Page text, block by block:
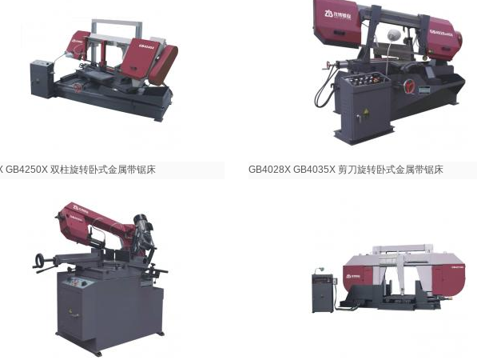
GB4250X 双柱旋转卧式金属带锯床 GB4028X GB4035X 剪刀旋转卧式金属带锯床